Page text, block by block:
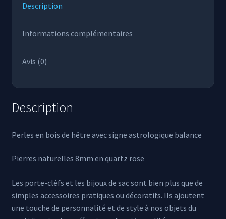
Description
Informations complémentaires
Avis (0)
Description
Perles en bois de hêtre avec signe astrologique balance
Pierres naturelles 8mm en quartz rose
Les porte-cléfs et les bijoux de sac sont bien plus que de
simples accessoires pratiques ou décoratifs. Ils ajoutent
une touche de personnalité et de style à nos objets du